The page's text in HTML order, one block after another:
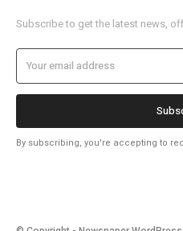
Subscribe to get the latest news,
By subscribing, you're accepting to